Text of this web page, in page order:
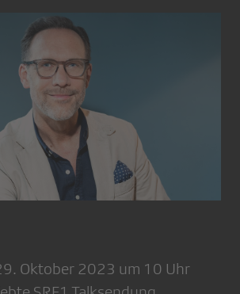
Oktober 2023 um 10 Uhr